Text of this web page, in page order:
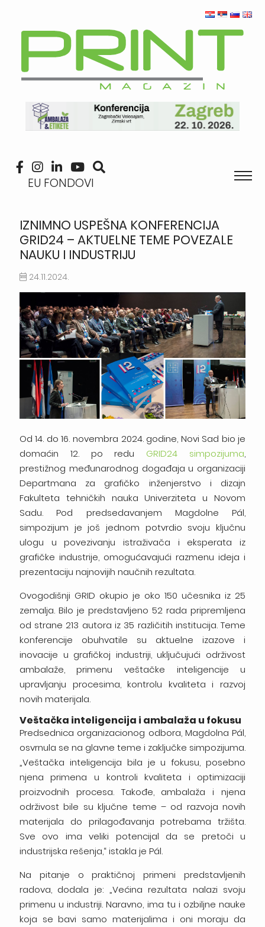
EU FONDOVI
IZNIMNO USPEŠNA KONFERENCIJA
GRID24 – AKTUELNE TEME POVEZALE
NAUKU I INDUSTRIJU
24.11.2024.
Od 14. do 16. novembra 2024. godine, Novi Sad bio je
domaćin 12. po redu GRID24 simpozijuma,
prestižnog međunarodnog događaja u organizaciji
Departmana za grafičko inženjerstvo i dizajn
Fakulteta tehničkih nauka Univerziteta u Novom
Sadu. Pod predsedavanjem Magdolne Pál,
simpozijum je još jednom potvrdio svoju ključnu
ulogu u povezivanju istraživača i eksperata iz
grafičke industrije, omogućavajući razmenu ideja i
prezentaciju najnovijih naučnih rezultata.
Ovogodišnji GRID okupio je oko 150 učesnika iz 25
zemalja. Bilo je predstavljeno 52 rada pripremljena
od strane 213 autora iz 35 različitih institucija. Teme
konferencije obuhvatile su aktuelne izazove i
inovacije u grafičkoj industriji, uključujući održivost
ambalaže, primenu veštačke inteligencije u
upravljanju procesima, kontrolu kvaliteta i razvoj
novih materijala.
Veštačka inteligencija i ambalaža u fokusu
Predsednica organizacionog odbora, Magdolna Pál,
osvrnula se na glavne teme i zaključke simpozijuma.
„Veštačka inteligencija bila je u fokusu, posebno
njena primena u kontroli kvaliteta i optimizaciji
proizvodnih procesa. Takođe, ambalaža i njena
održivost bile su ključne teme – od razvoja novih
materijala do prilagođavanja potrebama tržišta.
Sve ovo ima veliki potencijal da se pretoči u
industrijska rešenja,“ istakla je Pál.
Na pitanje o praktičnoj primeni predstavljenih
radova, dodala je: „Većina rezultata nalazi svoju
primenu u industriji. Naravno, ima tu i ozbiljne nauke
koja se bavi samo materijalima i oni moraju da